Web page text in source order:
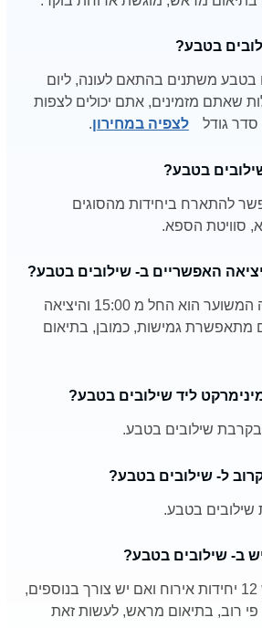
בטבע?
בטבע משתנים בהתאם לעונה, ליום
שאתם מזמינים, אתם יכולים לצפות
סדר גודל
לצפיה במחירון.
בטבע?
להתארח ביחידות מהסוגים
סוויטת הספא.
האפשריים ב- שילובים בטבע?
על פי רוב זמן הכניסה המשוער הוא החל מ 15:00 והיציאה
לעיתים מתאפשרת גמישות, כמובן, בתיאום
ליד שילובים בטבע?
שילובים בטבע.
ל- שילובים בטבע?
בטבע.
ב- שילובים בטבע?
ב- שילובים בטבע יש 12 יחידות אירוח ואם יש צורך בנוספים,
פי רוב, בתיאום מראש, לעשות זאת